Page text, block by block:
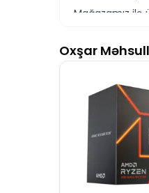
Mağazamız
Intel Core i5-
İstər
Seçim
Intel Core i5-
İş
Texno
Oxşar